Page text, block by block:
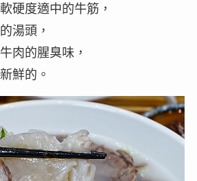
硬度適中的牛筋，
湯頭，
肉的腥臭味，
鮮的。